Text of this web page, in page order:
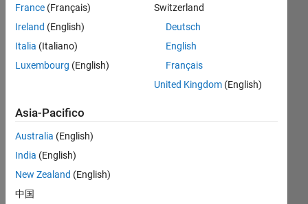
commenti
meno
recenti
Ho
w
can
I
ose
diff
France (Français)
Ireland (English)
Italia (Italiano)
Luxembourg (English)
Switzerland
Deutsch
English
Français
United Kingdom(English)
Asia-Pacifico
Australia (English)
India (English)
New Zealand (English)
中国